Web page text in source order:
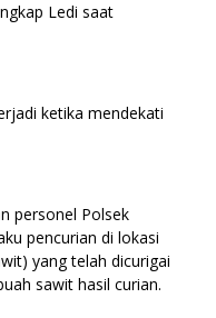
Ledi saat
ketika mendekati
personel Polsek
pencurian di lokasi
yang telah dicurigai
sawit hasil curian.